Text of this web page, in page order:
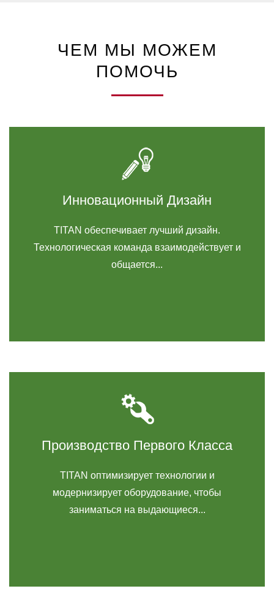
ЧЕМ МЫ МОЖЕМ
ПОМОЧЬ
Инновационный Дизайн
TITAN обеспечивает лучший дизайн.
Технологическая команда взаимодействует и
общается...
Производство Первого Класса
TITAN оптимизирует технологии и
модернизирует оборудование, чтобы
заниматься на выдающиеся...